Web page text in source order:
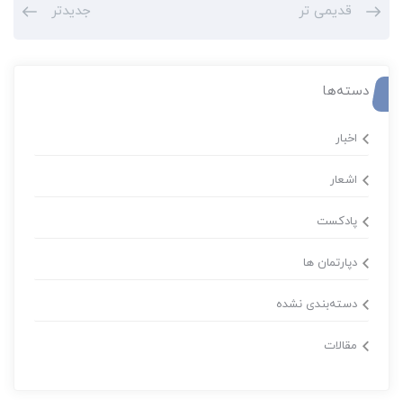
قدیمی تر جدیدتر
دسته‌ها
اخبار
اشعار
پادکست
دپارتمان ها
دسته‌بندی نشده
مقالات